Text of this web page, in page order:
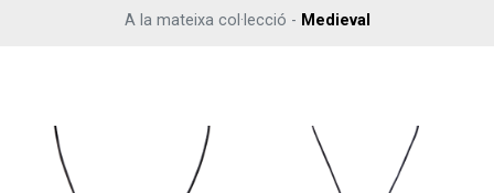
A la mateixa col·lecció - Medieval